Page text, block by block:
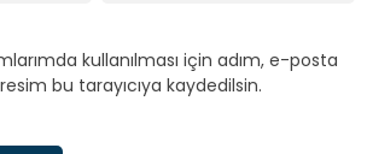
kullanılması için adım, e-posta
bu tarayıcıya kaydedilsin.